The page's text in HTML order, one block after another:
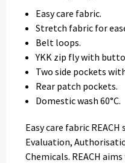
Easy care fabric.
Stretch fabric for
Belt loops.
YKK zip fly with
Two side pockets
Rear patch pockets.
Domestic wash 60°C.
Easy care fabric
Evaluation,
Chemicals. REACH